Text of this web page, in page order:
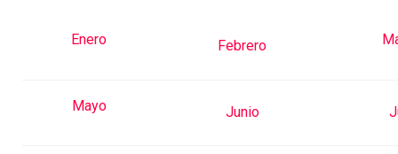
Enero Febrero
Mayo Junio